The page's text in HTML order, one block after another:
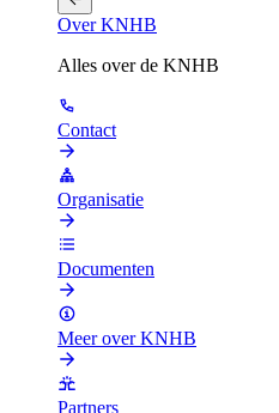
Over KNHB
Alles over de KNHB
Contact
Organisatie
Documenten
Meer over KNHB
Partners